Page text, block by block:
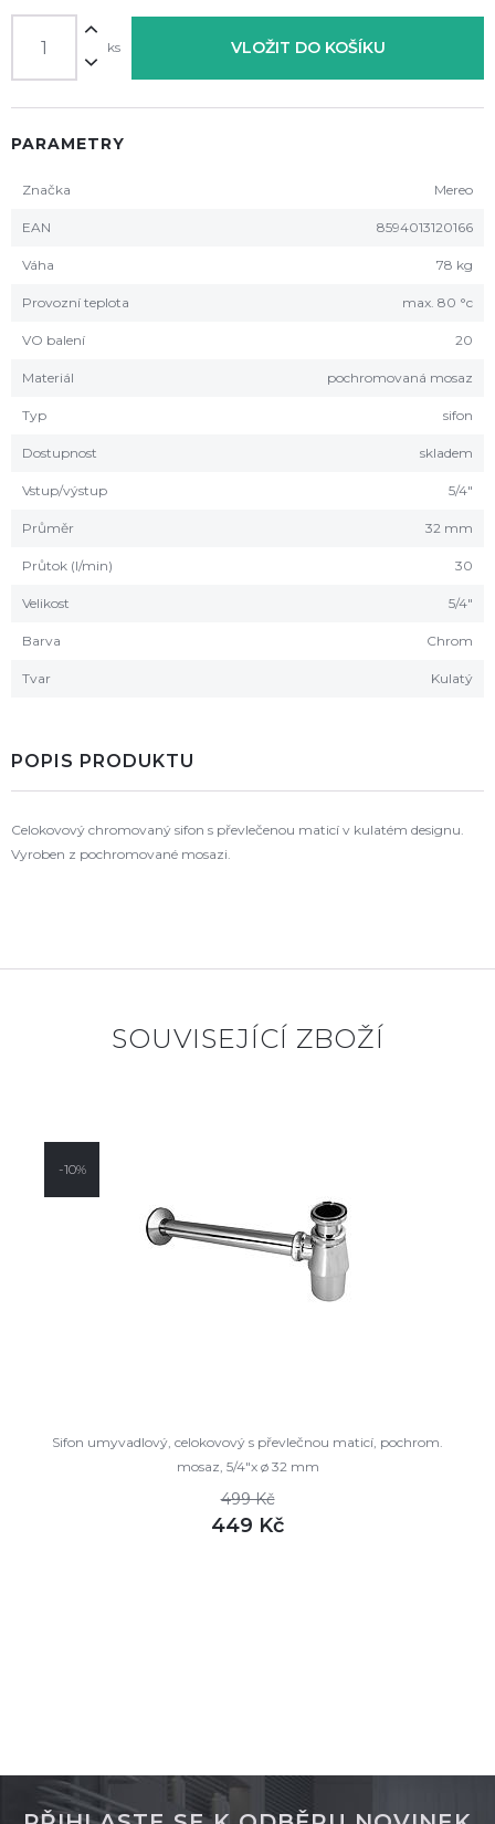
ks VLOŽIT DO KOŠÍKU
PARAMETRY
Značka Mereo
EAN 8594013120166
Váha 78 kg
Provozní teplota max. 80 °c
VO balení 20
Materiál pochromovaná mosaz
Typ sifon
Dostupnost skladem
Vstup/výstup 5/4"
Průměr 32 mm
Průtok (l/min) 30
Velikost 5/4"
Barva Chrom
Tvar Kulatý
POPIS PRODUKTU
Celokovový chromovaný sifon s převlečenou maticí v kulatém designu.
Vyroben z pochromované mosazi.
SOUVISEJÍCÍ ZBOŽÍ
-10%
Sifon umyvadlový, celokovový s převlečnou maticí, pochrom.
mosaz, 5/4"x ø 32 mm
499 Kč
449 Kč